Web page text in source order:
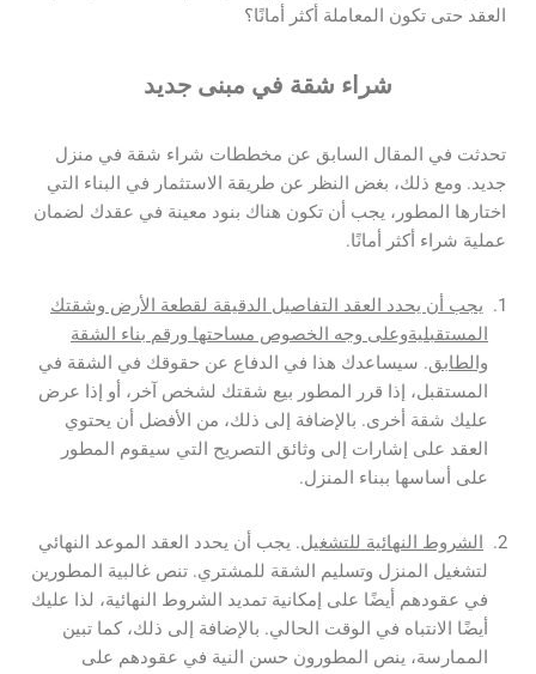
العقد حتى تكون المعاملة أكثر أمانًا؟
شراء شقة في مبنى جديد
تحدثت في المقال السابق عن مخططات شراء شقة في منزل
جديد. ومع ذلك، بغض النظر عن طريقة الاستثمار في البناء التي
اختارها المطور، يجب أن تكون هناك بنود معينة في عقدك لضمان
عملية شراء أكثر أمانًا.
يجب أن يحدد العقد التفاصيل الدقيقة لقطعة الأرض وشقتك
المستقبليةوعلى وجه الخصوص مساحتها ورقم بناء الشقة
والطابق. سيساعدك هذا في الدفاع عن حقوقك في الشقة في
المستقبل، إذا قرر المطور بيع شقتك لشخص آخر، أو إذا عرض
عليك شقة أخرى. بالإضافة إلى ذلك، من الأفضل أن يحتوي
العقد على إشارات إلى وثائق التصريح التي سيقوم المطور
على أساسها ببناء المنزل.
الشروط النهائية للتشغيل. يجب أن يحدد العقد الموعد النهائي
لتشغيل المنزل وتسليم الشقة للمشتري. تنص غالبية المطورين
في عقودهم أيضًا على إمكانية تمديد الشروط النهائية، لذا عليك
أيضًا الانتباه في الوقت الحالي. بالإضافة إلى ذلك، كما تبين
الممارسة، ينص المطورون حسن النية في عقودهم على